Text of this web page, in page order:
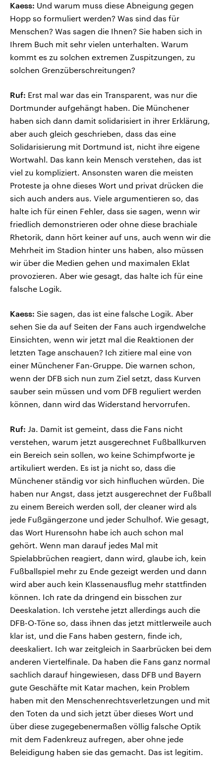
Kaess: Und warum muss diese Abneigung gegen
Hopp so formuliert werden? Was sind das für
Menschen? Was sagen die Ihnen? Sie haben sich in
Ihrem Buch mit sehr vielen unterhalten. Warum
kommt es zu solchen extremen Zuspitzungen, zu
solchen Grenzüberschreitungen?
Ruf: Erst mal war das ein Transparent, was nur die
Dortmunder aufgehängt haben. Die Münchener
haben sich dann damit solidarisiert in ihrer Erklärung,
aber auch gleich geschrieben, dass das eine
Solidarisierung mit Dortmund ist, nicht ihre eigene
Wortwahl. Das kann kein Mensch verstehen, das ist
viel zu kompliziert. Ansonsten waren die meisten
Proteste ja ohne dieses Wort und privat drücken die
sich auch anders aus. Viele argumentieren so, das
halte ich für einen Fehler, dass sie sagen, wenn wir
friedlich demonstrieren oder ohne diese brachiale
Rhetorik, dann hört keiner auf uns, auch wenn wir die
Mehrheit im Stadion hinter uns haben, also müssen
wir über die Medien gehen und maximalen Eklat
provozieren. Aber wie gesagt, das halte ich für eine
falsche Logik.
Kaess: Sie sagen, das ist eine falsche Logik. Aber
sehen Sie da auf Seiten der Fans auch irgendwelche
Einsichten, wenn wir jetzt mal die Reaktionen der
letzten Tage anschauen? Ich zitiere mal eine von
einer Münchener Fan-Gruppe. Die warnen schon,
wenn der DFB sich nun zum Ziel setzt, dass Kurven
sauber sein müssen und vom DFB reguliert werden
können, dann wird das Widerstand hervorrufen.
Ruf: Ja. Damit ist gemeint, dass die Fans nicht
verstehen, warum jetzt ausgerechnet Fußballkurven
ein Bereich sein sollen, wo keine Schimpfworte je
artikuliert werden. Es ist ja nicht so, dass die
Münchener ständig vor sich hinfluchen würden. Die
haben nur Angst, dass jetzt ausgerechnet der Fußball
zu einem Bereich werden soll, der cleaner wird als
jede Fußgängerzone und jeder Schulhof. Wie gesagt,
das Wort Hurensohn habe ich auch schon mal
gehört. Wenn man darauf jedes Mal mit
Spielabbrüchen reagiert, dann wird, glaube ich, kein
Fußballspiel mehr zu Ende gezeigt werden und dann
wird aber auch kein Klassenausflug mehr stattfinden
können. Ich rate da dringend ein bisschen zur
Deeskalation. Ich verstehe jetzt allerdings auch die
DFB-O-Töne so, dass ihnen das jetzt mittlerweile auch
klar ist, und die Fans haben gestern, finde ich,
deeskaliert. Ich war zeitgleich in Saarbrücken bei dem
anderen Viertelfinale. Da haben die Fans ganz normal
sachlich darauf hingewiesen, dass DFB und Bayern
gute Geschäfte mit Katar machen, kein Problem
haben mit den Menschenrechtsverletzungen und mit
den Toten da und sich jetzt über dieses Wort und
über diese zugegebenermaßen völlig falsche Optik
mit dem Fadenkreuz aufregen, aber ohne jede
Beleidigung haben sie das gemacht. Das ist legitim.